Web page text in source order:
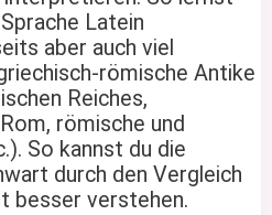
Latein
aber auch viel
römische Antike
Reiches,
römische und
So kannst du die
durch den Vergleich
besser verstehen.